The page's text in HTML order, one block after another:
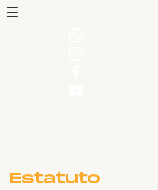
Estatuto